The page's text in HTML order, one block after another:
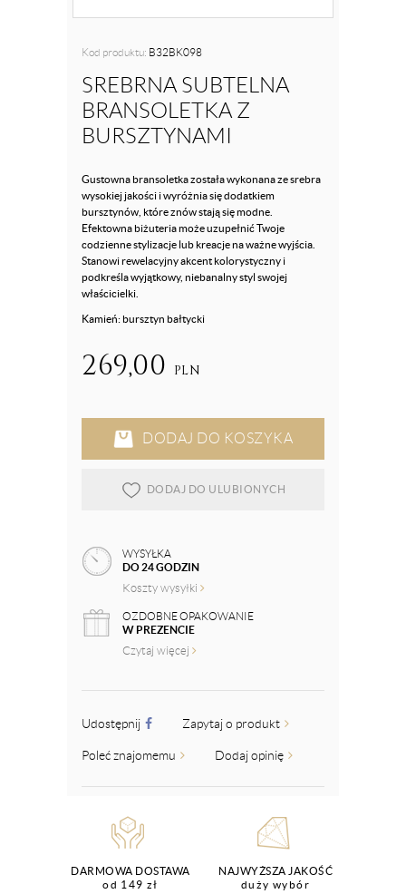
Kod produktu: B32BK098
SREBRNA SUBTELNA
BRANSOLETKA Z
BURSZTYNAMI
Gustowna bransoletka została wykonana ze srebra
wysokiej jakości i wyróżnia się dodatkiem
bursztynów, które znów stają się modne.
Efektowna biżuteria może uzupełnić Twoje
codzienne stylizacje lub kreacje na ważne wyjścia.
Stanowi rewelacyjny akcent kolorystyczny i
podkreśla wyjątkowy, niebanalny styl swojej
właścicielki.
Kamień: bursztyn bałtycki
269,00 PLN
DODAJ DO KOSZYKA
DODAJ DO ULUBIONYCH
WYSYŁKA
DO 24 GODZIN
Koszty wysyłki
OZDOBNE OPAKOWANIE
W PREZENCIE
Czytaj więcej
Udostępnij Zapytaj o produkt
Poleć znajomemu Dodaj opinię
DARMOWA DOSTAWA
od 149 zł
NAJWYŻSZA JAKOŚĆ
duży wybór